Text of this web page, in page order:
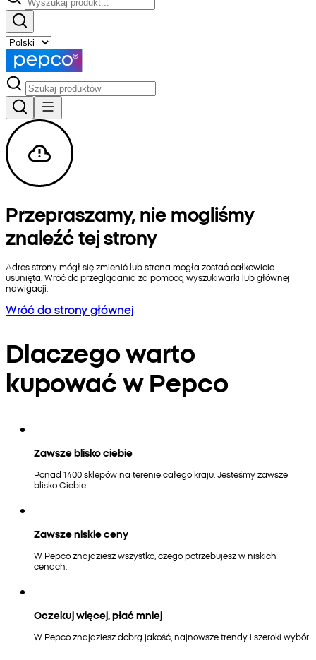
Przepraszamy, nie mogliśmy
znaleźć tej strony
Adres strony mógł się zmienić lub strona mogła zostać całkowicie
usunięta. Wróć do przeglądania za pomocą wyszukiwarki lub głównej
nawigacji.
Wróć do strony głównej
Dlaczego warto
kupować w Pepco
Zawsze blisko ciebie
Ponad 1400 sklepów na terenie całego kraju. Jesteśmy zawsze
blisko Ciebie.
Zawsze niskie ceny
W Pepco znajdziesz wszystko, czego potrzebujesz w niskich
cenach.
Oczekuj więcej, płać mniej
W Pepco znajdziesz dobrą jakość, najnowsze trendy i szeroki wybór.